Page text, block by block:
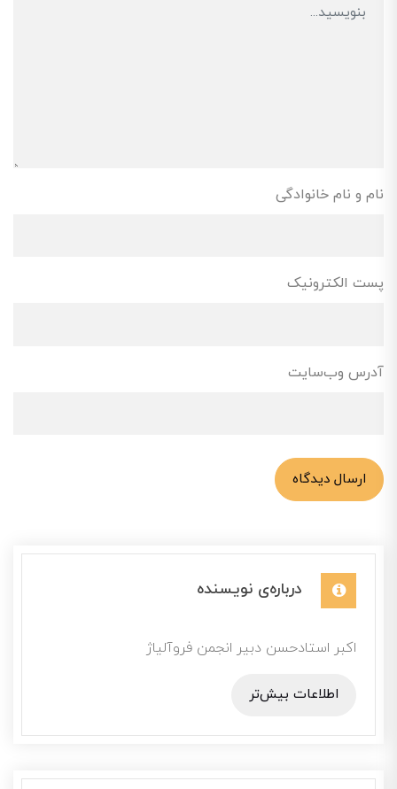
نام و نام خانوادگی
پست الکترونیک
آدرس وب‌سایت
ارسال دیدگاه
درباره‌ی نویسنده
اکبر استادحسن دبیر انجمن فروآلیاژ
اطلاعات بیش‌تر